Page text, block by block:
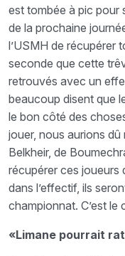
est tombée à pic pour
de la prochaine
l’USMH de récupérer
seconde que cette
retrouvés avec un
beaucoup disent que
le bon côté des
jouer, nous aurions dû
Belkheir, de
récupérer ces joueurs
dans l’effectif, ils
championnat. C’est
«Limane pourrait